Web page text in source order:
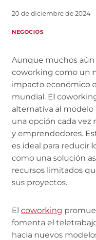
20 de diciembre de 2024
NEGOCIOS
Aunque muchos
coworking como un
impacto económico
mundial. El
alternativa al
una opción cada vez
y emprendedores.
es ideal para reducir
como una solución
recursos limitados
sus proyectos.
El coworking
fomenta el
hacia nuevos